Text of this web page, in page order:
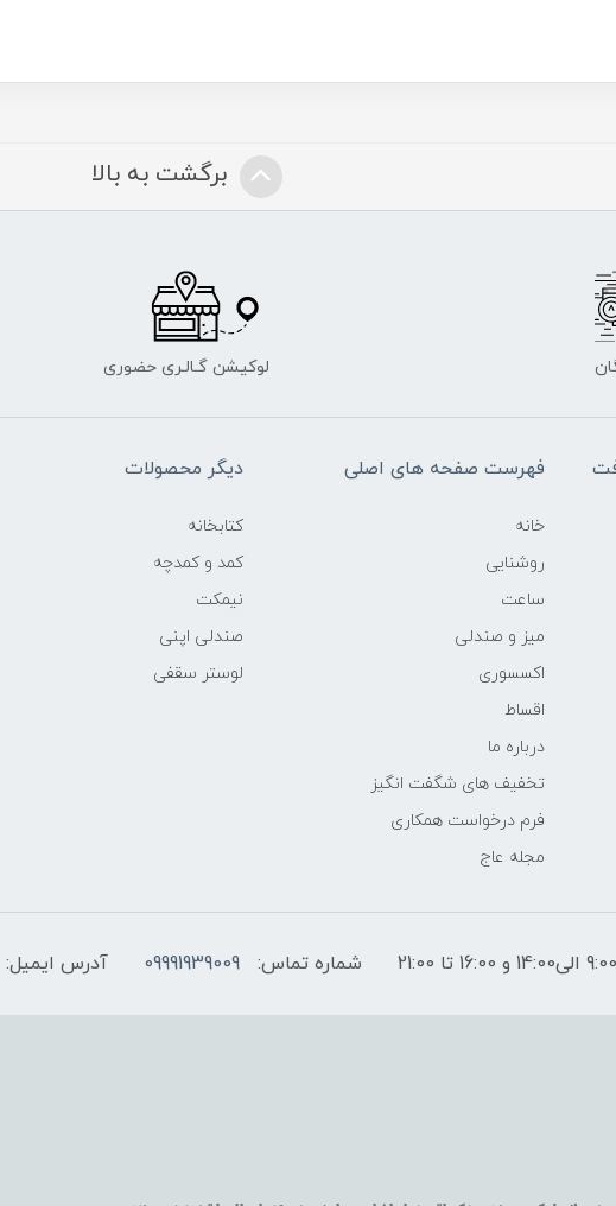
برگشت به بالا
لوکیشن گـالـری حضوری
فهرست صفحه های اصلی
خانه
روشنایی
ساعت
میز و صندلی
اکسسوری
اقساط
درباره ما
تخفیف های شگفت انگیز
فرم درخواست همکاری
مجله عاج
دیگر محصولات
کتابخانه
کمد و کمدچه
نیمکت
صندلی اپنی
لوستر سقفی
شماره تماس: 09991939009 آدرس ایمیل: